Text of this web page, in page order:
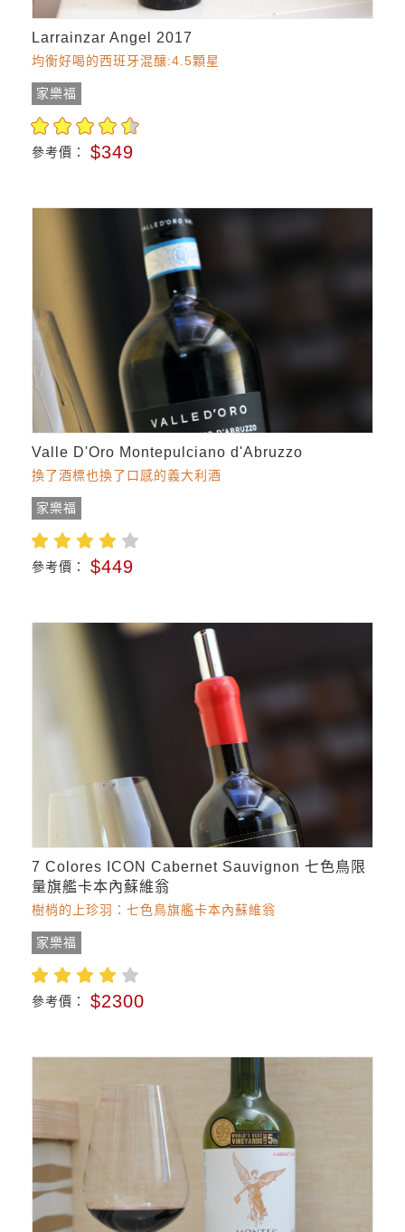
Larrainzar Angel 2017
均衡好喝的西班牙混釀:4.5顆星
家樂福
參考價： $349
Valle D'Oro Montepulciano d'Abruzzo
換了酒標也換了口感的義大利酒
家樂福
參考價： $449
7 Colores ICON Cabernet Sauvignon 七色鳥限
量旗艦卡本內蘇維翁
樹梢的上珍羽：七色鳥旗艦卡本內蘇維翁
家樂福
參考價： $2300